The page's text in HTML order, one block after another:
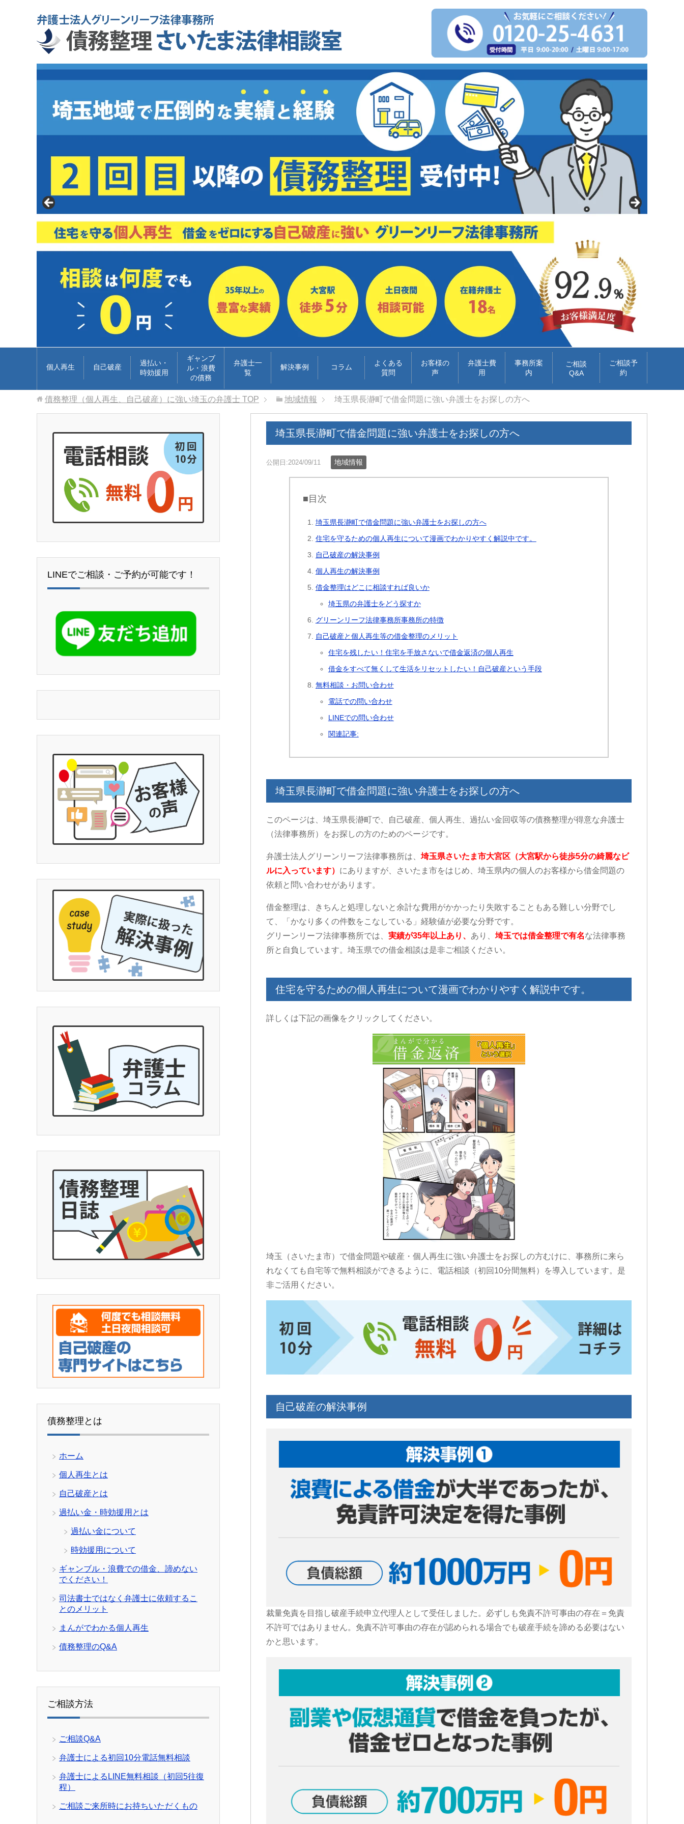
個人再生 自己破産
過払い・
時効援用
ギャンブ
ル・浪費
の債務
弁護士一
覧
解決事例 コラム
よくある
質問
お客様の
声
弁護士費
用
事務所案
内
ご相談
Q&A
ご相談予
約
債務整理（個人再生、自己破産）に強い埼玉の弁護士 TOP 地域情報 埼玉県長瀞町で借金問題に強い弁護士をお探しの方へ
埼玉県長瀞町で借金問題に強い弁護士をお探しの方へ
公開日:2024/09/11 地域情報
■目次
埼玉県長瀞町で借金問題に強い弁護士をお探しの方へ
住宅を守るための個人再生について漫画でわかりやすく解説中です。
自己破産の解決事例
個人再生の解決事例
借金整理はどこに相談すれば良いか
埼玉県の弁護士をどう探すか
グリーンリーフ法律事務所事務所の特徴
自己破産と個人再生等の借金整理のメリット
住宅を残したい！住宅を手放さないで借金返済の個人再生
借金をすべて無くして生活をリセットしたい！自己破産という手段
無料相談・お問い合わせ
電話での問い合わせ
LINEでの問い合わせ
関連記事:
埼玉県長瀞町で借金問題に強い弁護士をお探しの方へ
このページは、埼玉県長瀞町で、自己破産、個人再生、過払い金回収等の債務整理が得意な弁護士
（法律事務所）をお探しの方のためのページです。
弁護士法人グリーンリーフ法律事務所は、 埼玉県さいたま市大宮区（大宮駅から徒歩5分の綺麗なビ
ルに入っています） にありますが、さいたま市をはじめ、埼玉県内の個人のお客様から借金問題の
依頼と問い合わせがあります。
借金整理は、きちんと処理しないと余計な費用がかかったり失敗することもある難しい分野でし
て、「かなり多くの件数をこなしている」経験値が必要な分野です。
グリーンリーフ法律事務所では、 実績が35年以上あり、 あり、 埼玉では借金整理で有名な法律事務
所と自負しています。埼玉県での借金相談は是非ご相談ください。
住宅を守るための個人再生について漫画でわかりやすく解説中です。
詳しくは下記の画像をクリックしてください。
埼玉（さいたま市）で借金問題や破産・個人再生に強い弁護士をお探しの方むけに、事務所に来ら
れなくても自宅等で無料相談ができるように、電話相談（初回10分間無料）を導入しています。是
非ご活用ください。
自己破産の解決事例
裁量免責を目指し破産手続申立代理人として受任しました。必ずしも免責不許可事由の存在＝免責
不許可ではありません。免責不許可事由の存在が認められる場合でも破産手続を諦める必要はない
かと思います。
LINEでご相談・ご予約が可能です！
債務整理とは
ホーム
個人再生とは
自己破産とは
過払い金・時効援用とは
過払い金について
時効援用について
ギャンブル・浪費での借金、諦めない
でください！
司法書士ではなく弁護士に依頼するこ
とのメリット
まんがでわかる個人再生
債務整理のQ&A
ご相談方法
ご相談Q&A
弁護士による初回10分電話無料相談
弁護士によるLINE無料相談（初回5往復
程）
ご相談ご来所時にお持ちいただくもの